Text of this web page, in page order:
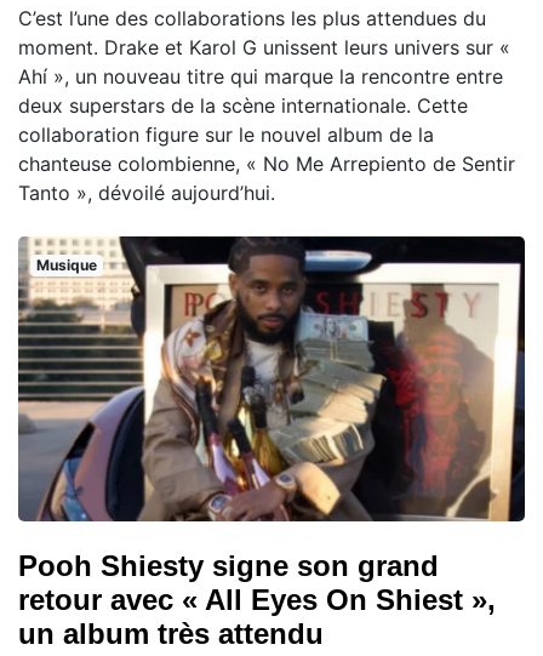
C’est l’une des collaborations les plus attendues du
moment. Drake et Karol G unissent leurs univers sur «
Ahí », un nouveau titre qui marque la rencontre entre
deux superstars de la scène internationale. Cette
collaboration figure sur le nouvel album de la
chanteuse colombienne, « No Me Arrepiento de Sentir
Tanto », dévoilé aujourd’hui.
Musique
Pooh Shiesty signe son grand
retour avec « All Eyes On Shiest »,
un album très attendu